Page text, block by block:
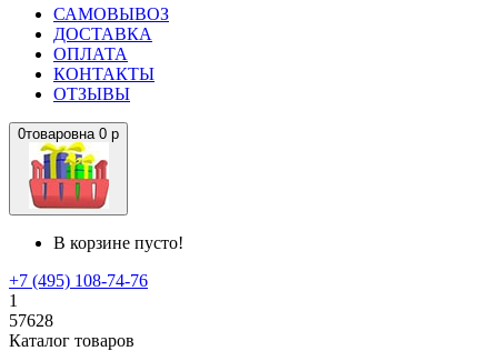
САМОВЫВОЗ
ДОСТАВКА
ОПЛАТА
КОНТАКТЫ
ОТЗЫВЫ
0товаровна 0 р
В корзине пусто!
+7 (495) 108-74-76
1
57628
Каталог товаров